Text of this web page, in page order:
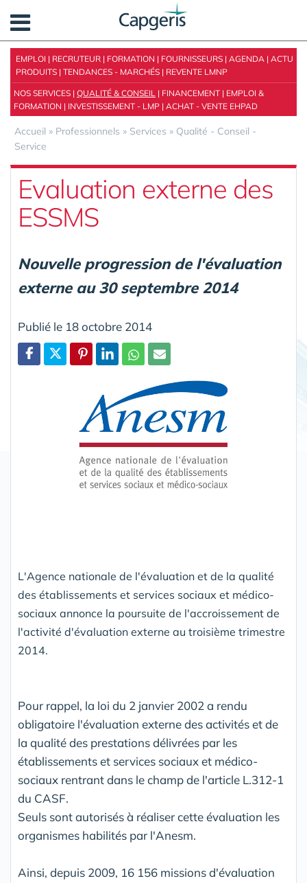
EMPLOI | RECRUTEUR | FORMATION | FOURNISSEURS | AGENDA | ACTU
PRODUITS | TENDANCES - MARCHÉS | REVENTE LMNP
NOS SERVICES | QUALITÉ & CONSEIL | FINANCEMENT | EMPLOI &
FORMATION | INVESTISSEMENT - LMP | ACHAT - VENTE EHPAD
Accueil » Professionnels » Services » Qualité - Conseil -
Service
Evaluation externe des
ESSMS
Nouvelle progression de l'évaluation
externe au 30 septembre 2014
Publié le 18 octobre 2014
L'Agence nationale de l'évaluation et de la qualité
des établissements et services sociaux et médico-
sociaux annonce la poursuite de l'accroissement de
l'activité d'évaluation externe au troisième trimestre
2014.
Pour rappel, la loi du 2 janvier 2002 a rendu
obligatoire l'évaluation externe des activités et de
la qualité des prestations délivrées par les
établissements et services sociaux et médico-
sociaux rentrant dans le champ de l'article L.312-1
du CASF.
Seuls sont autorisés à réaliser cette évaluation les
organismes habilités par l'Anesm.
Ainsi, depuis 2009, 16 156 missions d'évaluation
Panneau de gestion des cookies